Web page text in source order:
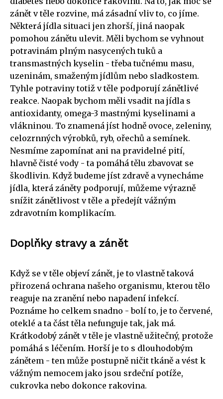
zánět v těle rozvine, má zásadní vliv to, co jíme.
Některá jídla situaci jen zhorší, jiná naopak
pomohou zánětu ulevit. Měli bychom se vyhnout
potravinám plným nasycených tuků a
transmastných kyselin - třeba tučnému masu,
uzeninám, smaženým jídlům nebo sladkostem.
Tyhle potraviny totiž v těle podporují zánětlivé
reakce. Naopak bychom měli vsadit na jídla s
antioxidanty, omega-3 mastnými kyselinami a
vlákninou. To znamená jíst hodně ovoce, zeleniny,
celozrnných výrobků, ryb, ořechů a semínek.
Nesmíme zapomínat ani na pravidelné pití,
hlavně čisté vody - ta pomáhá tělu zbavovat se
škodlivin. Když budeme jíst zdravě a vynecháme
jídla, která záněty podporují, můžeme výrazně
snížit zánětlivost v těle a předejít vážným
zdravotním komplikacím.
Doplňky stravy a zánět
Když se v těle objeví zánět, je to vlastně taková
přirozená ochrana našeho organismu, kterou tělo
reaguje na zranění nebo napadení infekcí.
Poznáme ho celkem snadno - bolí to, je to červené,
oteklé a ta část těla nefunguje tak, jak má.
Krátkodobý zánět v těle je vlastně užitečný, protože
pomáhá s léčením. Horší je to s dlouhodobým
zánětem - ten může postupně ničit tkáně a vést k
vážným nemocem jako jsou srdeční potíže,
cukrovka nebo dokonce rakovina.